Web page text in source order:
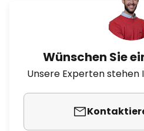
Wünschen Sie
Unsere Experten stehen